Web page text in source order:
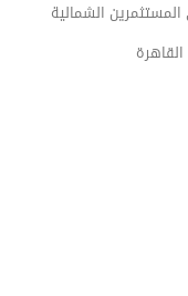
الشمالية